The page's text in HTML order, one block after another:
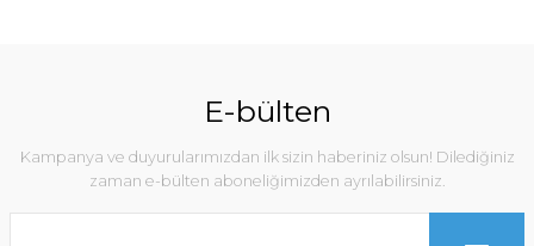
E-bülten
Kampanya ve duyurularımızdan ilk sizin haberiniz olsun! Dilediğiniz
zaman e-bülten aboneliğimizden ayrılabilirsiniz.